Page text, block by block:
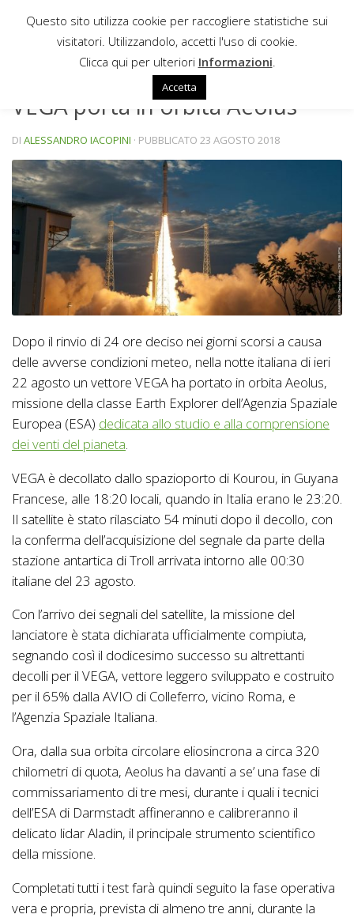
Sotto il contenuto
VEGA porta in orbita Aeolus
DI ALESSANDRO IACOPINI · PUBBLICATO 23 AGOSTO 2018
Dopo il rinvio di 24 ore deciso nei giorni scorsi a causa
delle avverse condizioni meteo, nella notte italiana di ieri
22 agosto un vettore VEGA ha portato in orbita Aeolus,
missione della classe Earth Explorer dell’Agenzia Spaziale
Europea (ESA) dedicata allo studio e alla comprensione
dei venti del pianeta.
VEGA è decollato dallo spazioporto di Kourou, in Guyana
Francese, alle 18:20 locali, quando in Italia erano le 23:20.
Il satellite è stato rilasciato 54 minuti dopo il decollo, con
la conferma dell’acquisizione del segnale da parte della
stazione antartica di Troll arrivata intorno alle 00:30
italiane del 23 agosto.
Con l’arrivo dei segnali del satellite, la missione del
lanciatore è stata dichiarata ufficialmente compiuta,
segnando così il dodicesimo successo su altrettanti
decolli per il VEGA, vettore leggero sviluppato e costruito
per il 65% dalla AVIO di Colleferro, vicino Roma, e
l’Agenzia Spaziale Italiana.
Ora, dalla sua orbita circolare eliosincrona a circa 320
chilometri di quota, Aeolus ha davanti a se’ una fase di
commissariamento di tre mesi, durante i quali i tecnici
dell’ESA di Darmstadt affineranno e calibreranno il
delicato lidar Aladin, il principale strumento scientifico
della missione.
Completati tutti i test farà quindi seguito la fase operativa
vera e propria, prevista di almeno tre anni, durante la
Questo sito utilizza cookie per raccogliere statistiche sui
visitatori. Utilizzandolo, accetti l'uso di cookie.
Clicca qui per ulteriori Informazioni
Accetta